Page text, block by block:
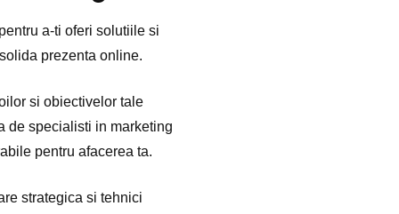
a-ti oferi solutiile si
prezenta online.
si obiectivelor tale
de specialisti in marketing
pentru afacerea ta.
strategica si tehnici